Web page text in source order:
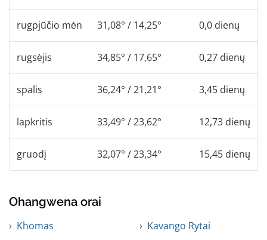
rugpjūčio mėn 31,08° / 14,25° 0,0 dienų
rugsėjis 34,85° / 17,65° 0,27 dienų
spalis 36,24° / 21,21° 3,45 dienų
lapkritis 33,49° / 23,62° 12,73 dienų
gruodį 32,07° / 23,34° 15,45 dienų
Ohangwena orai
Khomas
Kavango Rytai